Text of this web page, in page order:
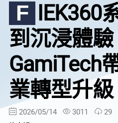
F
IEK360
到沉浸體驗
GamiTech
業轉型升級
2026/05/14 3011 29